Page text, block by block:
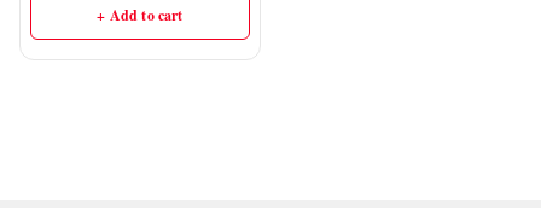
+ Add to cart